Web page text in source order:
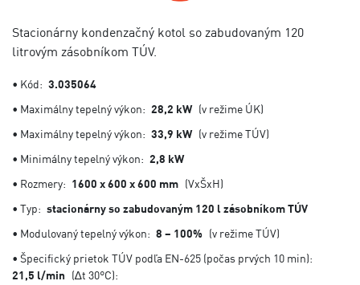
Stacionárny kondenzačný kotol so zabudovaným 120
litrovým zásobníkom TÚV.
• Kód: 3.035064
• Maximálny tepelný výkon: 28,2 kW (v režime ÚK)
• Maximálny tepelný výkon: 33,9 kW (v režime TÚV)
• Minimálny tepelný výkon: 2,8 kW
• Rozmery: 1600 x 600 x 600 mm (VxŠxH)
• Typ: stacionárny so zabudovaným 120 l zásobníkom TÚV
• Modulovaný tepelný výkon: 8 – 100% (v režime TÚV)
• Špecifický prietok TÚV podľa EN-625 (počas prvých 10 min):
21,5 l/min (∆t 30°C):